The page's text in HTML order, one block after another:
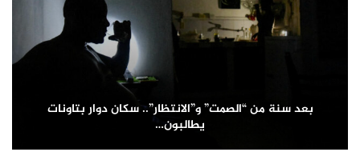
بعد سنة من “الصمت” و”الانتظار”.. سكان دوار بتاونات
يطالبون…